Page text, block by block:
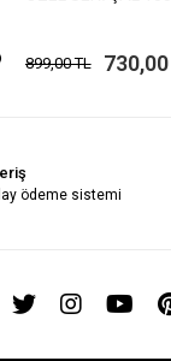
899,00 TL
ödeme sistemi